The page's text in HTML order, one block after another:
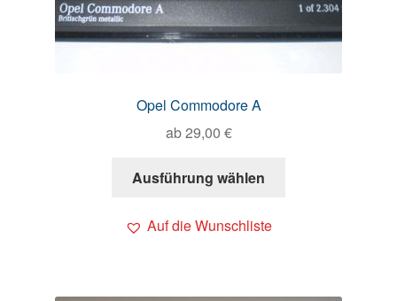
Opel Commodore A
ab29,00 €
Ausführung wählen
Auf die Wunschliste